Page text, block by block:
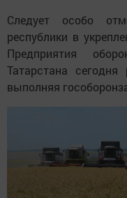
Следует особо
республики в
Предприятия
Татарстана
выполняя